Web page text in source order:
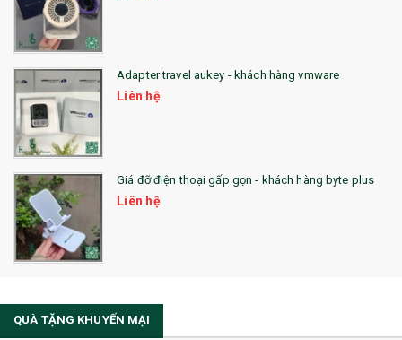
QUÀ TẶNG SX NHANH
QUÀ TẶNG HỘI THẢO
QUÀ TẶNG CÔNG NGHỆ
SẢN PHẨM ĐÃ THỰC HIỆN
QUÀ TẶNG SỨC KHỎE
SẢN PHẨM MỚI 2021
Sổ Sạc Đa Năng
La Fonte
Sổ Lò Xo
Adapter travel aukey - khách hàng vmware
Liên hệ
Giá đỡ điện thoại gấp gọn - khách hàng byte plus
Liên hệ
QUÀ TẶNG KHUYẾN MẠI